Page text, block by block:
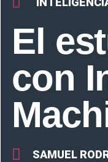
El
con
SAMUEL